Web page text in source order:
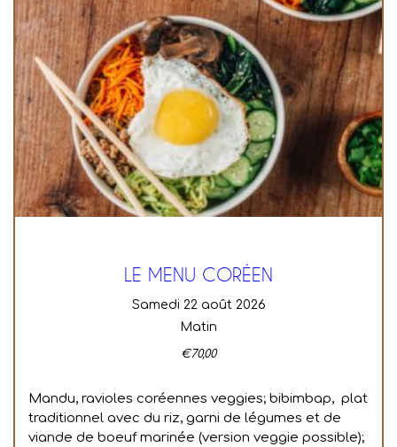
LE MENU CORÉEN
samedi 22 août 2026
Matin
€70,00
Mandu, ravioles coréennes veggies; bibimbap, plat
traditionnel avec du riz, garni de légumes et de
viande de boeuf marinée (version veggie possible);